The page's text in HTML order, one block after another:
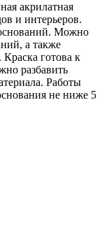
акрилатная
и интерьеров.
Можно
а также
готова к
разбавить
Работы
не ниже 5